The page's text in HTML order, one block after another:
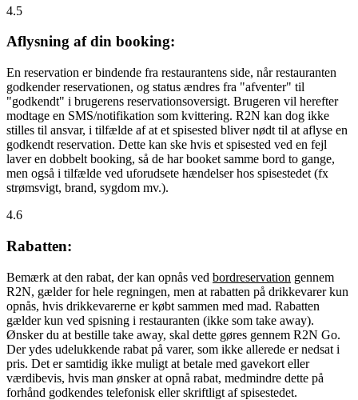
4.5
Aflysning af din booking:
En reservation er bindende fra restaurantens side, når restauranten
godkender reservationen, og status ændres fra "afventer" til
"godkendt" i brugerens reservationsoversigt. Brugeren vil herefter
modtage en SMS/notifikation som kvittering. R2N kan dog ikke
stilles til ansvar, i tilfælde af at et spisested bliver nødt til at aflyse en
godkendt reservation. Dette kan ske hvis et spisested ved en fejl
laver en dobbelt booking, så de har booket samme bord to gange,
men også i tilfælde ved uforudsete hændelser hos spisestedet (fx
strømsvigt, brand, sygdom mv.).
4.6
Rabatten:
Bemærk at den rabat, der kan opnås ved bordreservation gennem
R2N, gælder for hele regningen, men at rabatten på drikkevarer kun
opnås, hvis drikkevarerne er købt sammen med mad. Rabatten
gælder kun ved spisning i restauranten (ikke som take away).
Ønsker du at bestille take away, skal dette gøres gennem R2N Go.
Der ydes udelukkende rabat på varer, som ikke allerede er nedsat i
pris. Det er samtidig ikke muligt at betale med gavekort eller
værdibevis, hvis man ønsker at opnå rabat, medmindre dette på
forhånd godkendes telefonisk eller skriftligt af spisestedet.